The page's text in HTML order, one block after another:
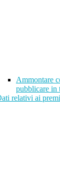
Ammontare
pubblicare in
relativi ai premi